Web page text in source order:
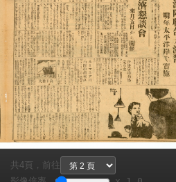
共4頁，
前往